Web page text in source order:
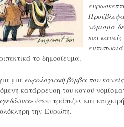
νόμισμα
και
το δημοσίευμα.
μια «ωρολογιακή βόμβα που
κατάρρευση του κονού
όπου τράπεζες και
την Ευρώπη.